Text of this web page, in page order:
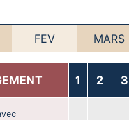
FEV MARS
1 2 3